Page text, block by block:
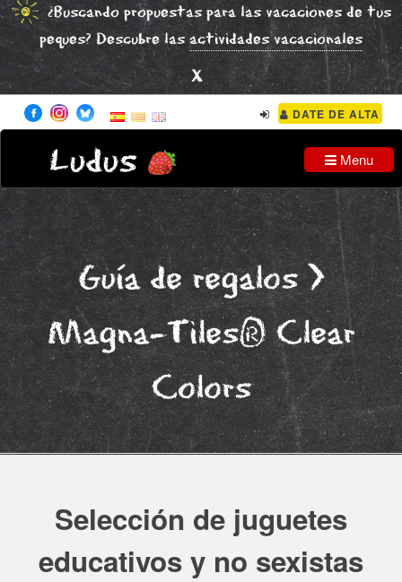
¿Buscando propuestas para las vacaciones de tus
peques? Descubre lasactividades vacacionales
x
DATE DE ALTA
Ludus Menu
Guía de regalos>
Magna-Tiles® Clear
Colors
Selección de juguetes
educativos y no sexistas